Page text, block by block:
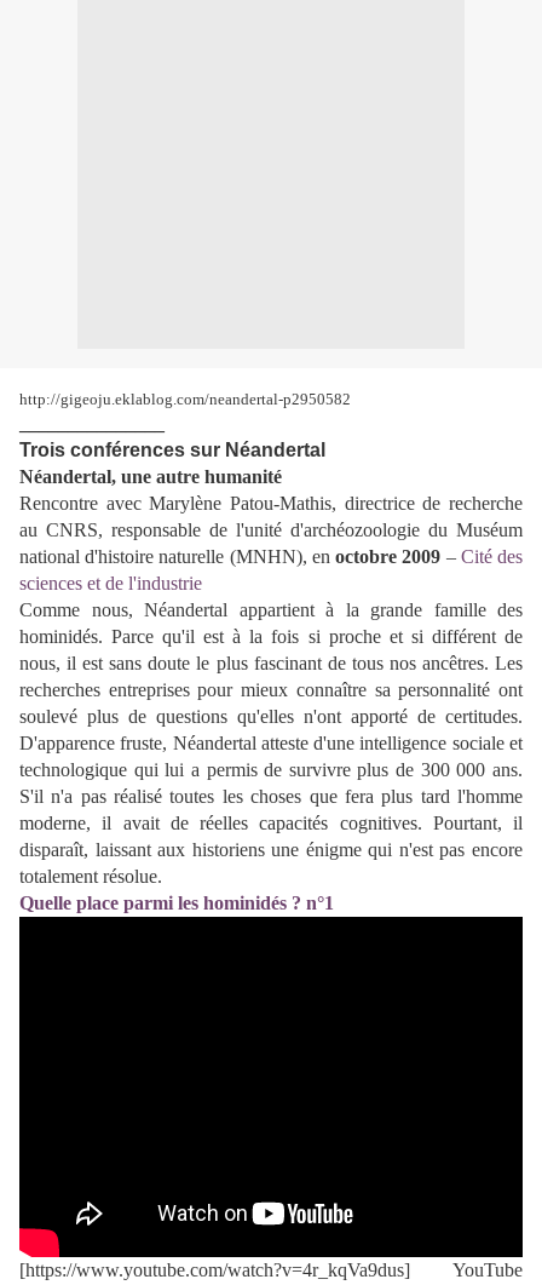
http://gigeoju.eklablog.com/neandertal-p2950582
Trois conférences sur Néandertal
Néandertal, une autre humanité
Rencontre avec Marylène Patou-Mathis, directrice de recherche
au CNRS, responsable de l'unité d'archéozoologie du Muséum
national d'histoire naturelle (MNHN), enoctobre 2009 – Cité des
sciences et de l'industrie
Comme nous, Néandertal appartient à la grande famille des
hominidés. Parce qu'il est à la fois si proche et si différent de
nous, il est sans doute le plus fascinant de tous nos ancêtres. Les
recherches entreprises pour mieux connaître sa personnalité ont
soulevé plus de questions qu'elles n'ont apporté de certitudes.
D'apparence fruste, Néandertal atteste d'une intelligence sociale et
technologique qui lui a permis de survivre plus de 300 000 ans.
S'il n'a pas réalisé toutes les choses que fera plus tard l'homme
moderne, il avait de réelles capacités cognitives. Pourtant, il
disparaît, laissant aux historiens une énigme qui n'est pas encore
totalement résolue.
Quelle place parmi les hominidés ? n°1
[https://www.youtube.com/watch?v=4r_kqVa9dus] YouTube